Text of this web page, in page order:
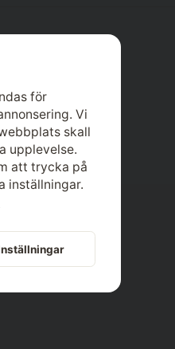
för
Vi
skall
upplevelse.
att trycka på
inställningar.